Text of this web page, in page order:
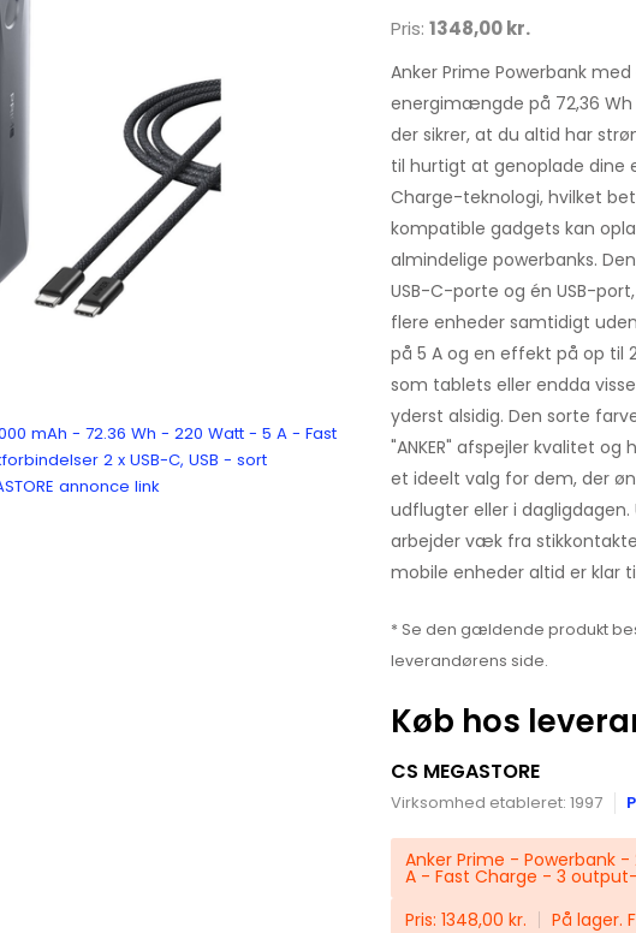
mAh - 72.36 Wh - 220 Watt - 5 A - Fast
2 x USB-C, USB - sort
annonce link
Pris: 1348,00 kr.
Anker Prime Powerbank
energimængde på 72,36
der sikrer, at du altid har
til hurtigt at genoplade dine
Charge-teknologi, hvilket
kompatible gadgets kan
almindelige powerbanks.
USB-C-porte og én USB-
flere enheder samtidigt
på 5 A og en effekt på op til
som tablets eller endda
yderst alsidig. Den sorte
"ANKER" afspejler kvalitet
et ideelt valg for dem, der
udflugter eller i
arbejder væk fra
mobile enheder altid er klar
* Se den gældende produkt
leverandørens side.
Køb hos
CS MEGASTORE
Virksomhed etableret: 1997
Anker Prime - Powerbank
A - Fast Charge - 3 output-
Pris: 1348,00 kr.
På lager.